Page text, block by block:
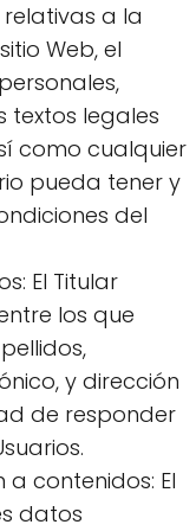
a la
Web, el
textos legales
como cualquier
pueda tener y
del
El Titular
los que
y dirección
de responder
a contenidos: El
datos